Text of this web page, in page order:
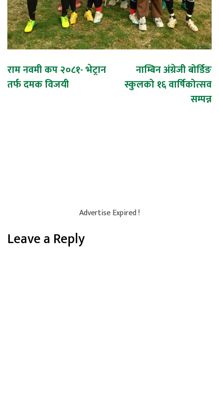
Post
navigation
राम नवमी कप २०८१- भेट्रान
तर्फ दमक विजयी
नाम्बिन अंग्रेजी बोर्डिङ
स्कुलको १६ वार्षिकोत्सव
सम्पन्न
Advertise Expired !
Leave a Reply